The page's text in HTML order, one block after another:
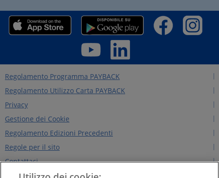
Regolamento Programma PAYBACK
Regolamento Utilizzo Carta PAYBACK
Privacy
Gestione dei Cookie
Regolamento Edizioni Precedenti
Regole per il sito
Contattaci
Chi siamo